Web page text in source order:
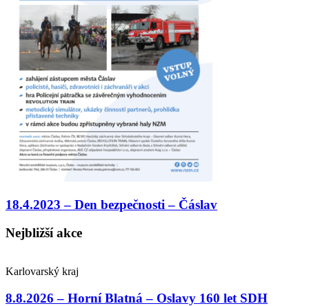
18.4.2023 – Den bezpečnosti – Čáslav
Nejbližší akce
Karlovarský kraj
8.8.2026 – Horní Blatná – Oslavy 160 let SDH